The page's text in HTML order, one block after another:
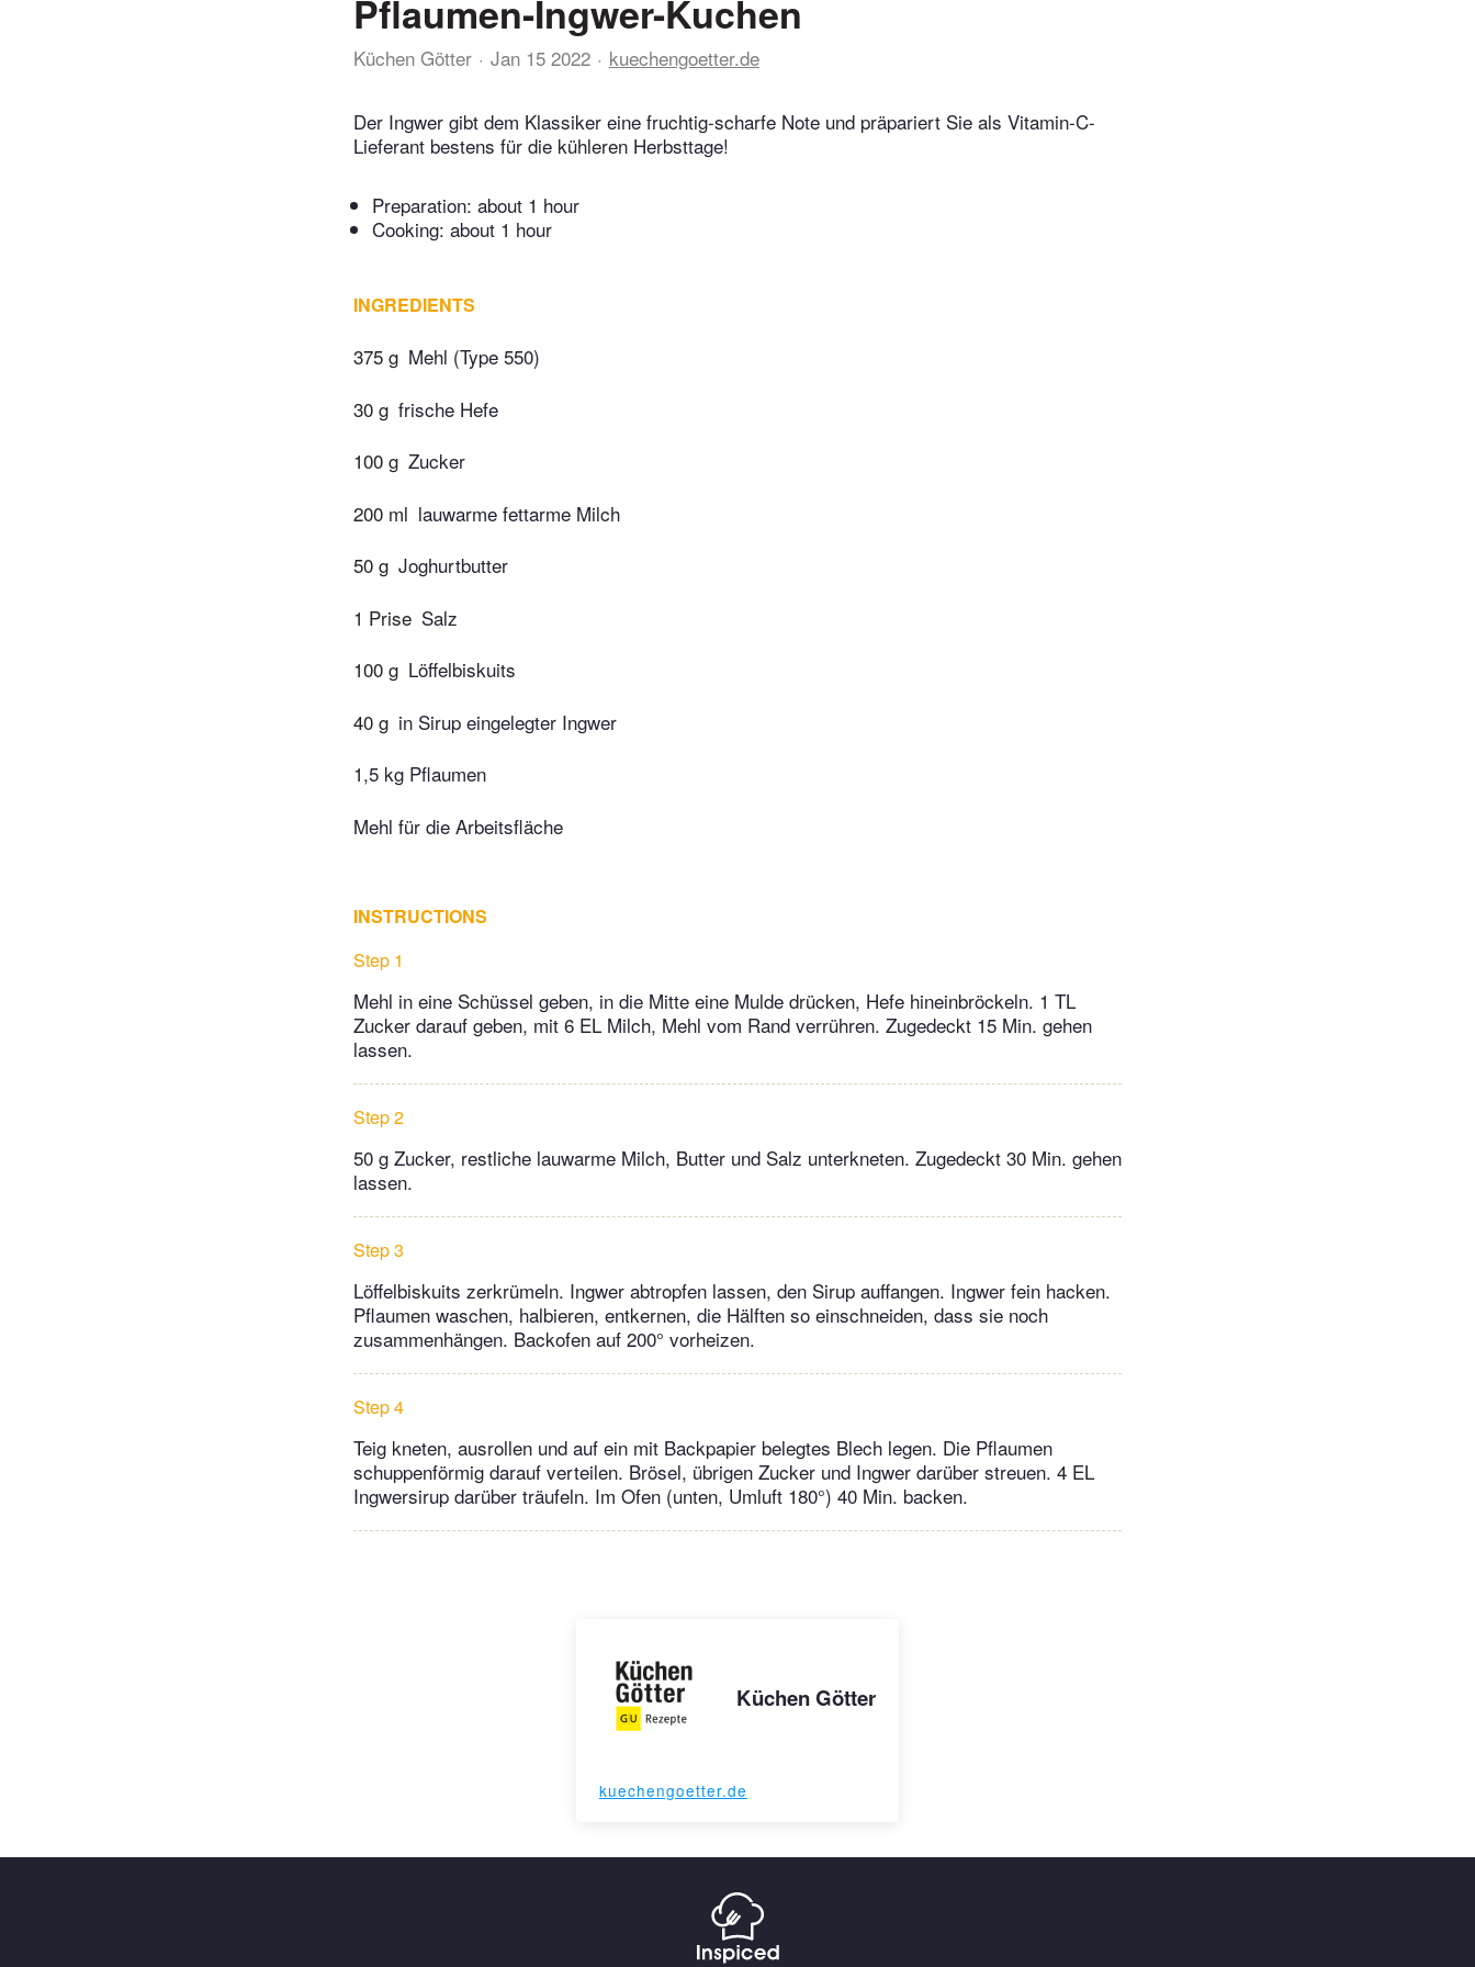
Pflaumen-Ingwer-Kuchen
Küchen Götter Jan 15 2022 kuechengoetter.de
Der Ingwer gibt dem Klassiker eine fruchtig-scharfe Note und präpariert Sie als Vitamin-C-
Lieferant bestens für die kühleren Herbsttage!
Preparation: about 1 hour
Cooking: about 1 hour
INGREDIENTS
375 g Mehl (Type 550)
30 g frische Hefe
100 g Zucker
200 ml lauwarme fettarme Milch
50 g Joghurtbutter
1 Prise Salz
100 g Löffelbiskuits
40 g in Sirup eingelegter Ingwer
1,5 kg Pflaumen
Mehl für die Arbeitsfläche
INSTRUCTIONS
Step 1
Mehl in eine Schüssel geben, in die Mitte eine Mulde drücken, Hefe hineinbröckeln. 1 TL
Zucker darauf geben, mit 6 EL Milch, Mehl vom Rand verrühren. Zugedeckt 15 Min. gehen
lassen.
Step 2
50 g Zucker, restliche lauwarme Milch, Butter und Salz unterkneten. Zugedeckt 30 Min. gehen
lassen.
Step 3
Löffelbiskuits zerkrümeln. Ingwer abtropfen lassen, den Sirup auffangen. Ingwer fein hacken.
Pflaumen waschen, halbieren, entkernen, die Hälften so einschneiden, dass sie noch
zusammenhängen. Backofen auf 200° vorheizen.
Step 4
Teig kneten, ausrollen und auf ein mit Backpapier belegtes Blech legen. Die Pflaumen
schuppenförmig darauf verteilen. Brösel, übrigen Zucker und Ingwer darüber streuen. 4 EL
Ingwersirup darüber träufeln. Im Ofen (unten, Umluft 180°) 40 Min. backen.
Küchen Götter
kuechengoetter.de